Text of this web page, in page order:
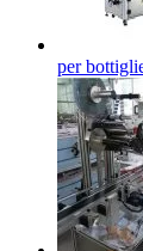
per